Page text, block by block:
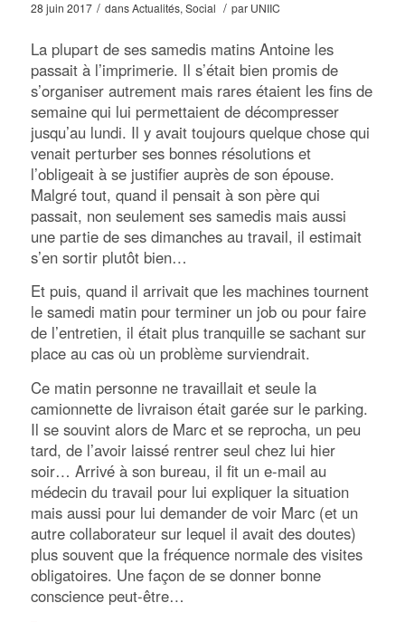
28 juin 2017 / dansActualités, Social / par UNIIC
La plupart de ses samedis matins Antoine les
passait à l’imprimerie. Il s’était bien promis de
s’organiser autrement mais rares étaient les fins de
semaine qui lui permettaient de décompresser
jusqu’au lundi. Il y avait toujours quelque chose qui
venait perturber ses bonnes résolutions et
l’obligeait à se justifier auprès de son épouse.
Malgré tout, quand il pensait à son père qui
passait, non seulement ses samedis mais aussi
une partie de ses dimanches au travail, il estimait
s’en sortir plutôt bien…
Et puis, quand il arrivait que les machines tournent
le samedi matin pour terminer un job ou pour faire
de l’entretien, il était plus tranquille se sachant sur
place au cas où un problème surviendrait.
Ce matin personne ne travaillait et seule la
camionnette de livraison était garée sur le parking.
Il se souvint alors de Marc et se reprocha, un peu
tard, de l’avoir laissé rentrer seul chez lui hier
soir… Arrivé à son bureau, il fit un e-mail au
médecin du travail pour lui expliquer la situation
mais aussi pour lui demander de voir Marc (et un
autre collaborateur sur lequel il avait des doutes)
plus souvent que la fréquence normale des visites
obligatoires. Une façon de se donner bonne
conscience peut-être…